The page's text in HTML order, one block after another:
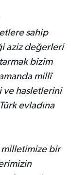
sahip
aziz değerleri
bizim
millî
ve hasletlerini
evladına
milletimize bir